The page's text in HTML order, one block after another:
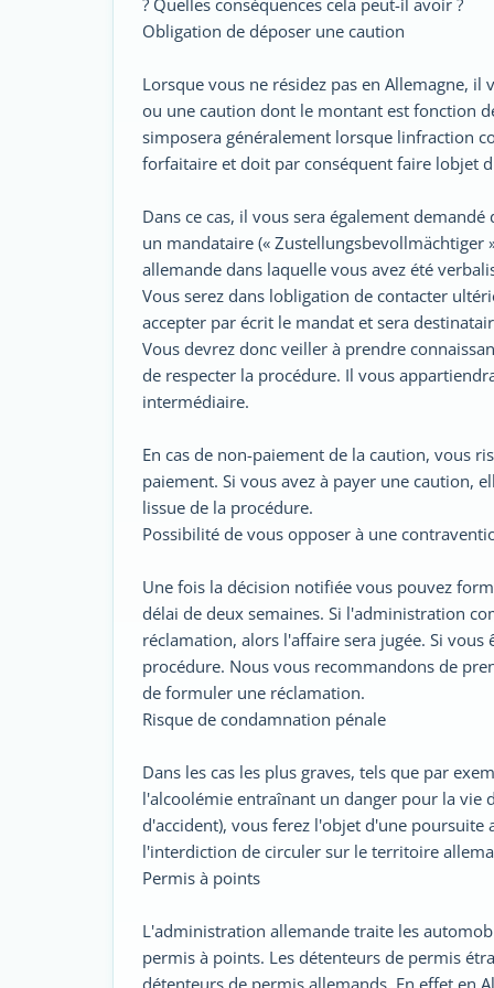
? Quelles conséquences cela peut-il avoir ?
Obligation de déposer une caution
Lorsque vous ne résidez pas en Allemagne,
ou une caution dont le montant est fonction
simposera généralement lorsque linfraction
forfaitaire et doit par conséquent faire lobjet
Dans ce cas, il vous sera également
un mandataire («
allemande dans laquelle vous avez été
Vous serez dans lobligation de contacter
accepter par écrit le mandat et sera
Vous devrez donc veiller à prendre
de respecter la procédure. Il vous
intermédiaire.
En cas de non-paiement de la caution, vous
paiement. Si vous avez à payer une caution,
lissue de la procédure.
Possibilité de vous opposer à une
Une fois la décision notifiée vous pouvez
délai de deux semaines. Si l'administration
réclamation, alors l'affaire sera jugée. Si
procédure. Nous vous recommandons de
de formuler une réclamation.
Risque de condamnation pénale
Dans les cas les plus graves, tels que par
l'alcoolémie entraînant un danger pour la vie
d'accident), vous ferez l'objet d'une
l'interdiction de circuler sur le territoire
Permis à points
L'administration allemande traite les
permis à points. Les détenteurs de permis
détenteurs de permis allemands. En effet en